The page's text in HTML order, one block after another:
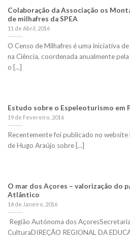
Colaboração da Associação os
de milhafres da SPEA
11 de Abril, 2016
O Censo de Milhafres é uma iniciativa
na Ciência, coordenada anualmente
o [...]
Estudo sobre o Espeleoturismo em
19 de Fevereiro, 2016
Recentemente foi publicado no
de Hugo Araújo sobre [...]
O mar dos Açores – valorização do
Atlântico
14 de Janeiro, 2016
Região Autónoma dos
CulturaDIREÇÃO REGIONAL DA